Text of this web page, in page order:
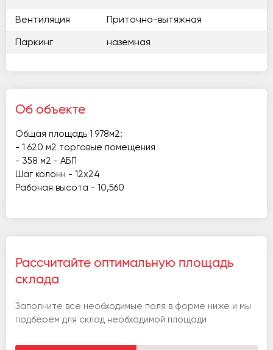
Вентиляция Приточно-вытяжная
Паркинг наземная
Об объекте
Общая площадь 1 978м2:
- 1 620 м2 торговые помещения
- 358 м2 - АБП
Шаг колонн - 12х24
Рабочая высота - 10,560
Рассчитайте оптимальную площадь
склада
Заполните все необходимые поля в форме ниже и мы
подберем для склад необходимой площади